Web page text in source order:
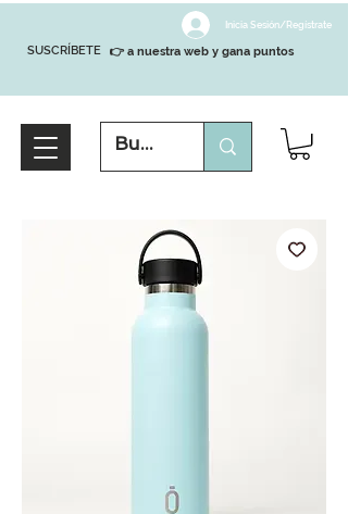
SUSCRÍBETE
Inicia Sesión/Regístrate
👉 a nuestra web y gana puntos